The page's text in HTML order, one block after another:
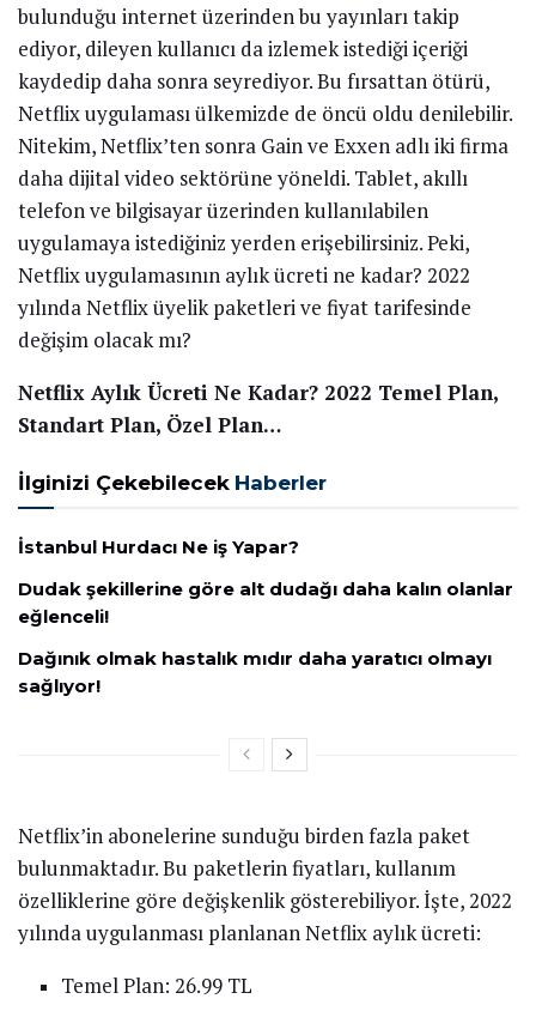
bulunduğu internet üzerinden bu yayınları takip
ediyor, dileyen kullanıcı da izlemek istediği içeriği
kaydedip daha sonra seyrediyor. Bu fırsattan ötürü,
Netflix uygulaması ülkemizde de öncü oldu denilebilir.
Nitekim, Netflix’ten sonra Gain ve Exxen adlı iki firma
daha dijital video sektörüne yöneldi. Tablet, akıllı
telefon ve bilgisayar üzerinden kullanılabilen
uygulamaya istediğiniz yerden erişebilirsiniz. Peki,
Netflix uygulamasının aylık ücreti ne kadar? 2022
yılında Netflix üyelik paketleri ve fiyat tarifesinde
değişim olacak mı?
Netflix Aylık Ücreti Ne Kadar? 2022 Temel Plan,
Standart Plan, Özel Plan…
İlginizi Çekebilecek Haberler
İstanbul Hurdacı Ne iş Yapar?
Dudak şekillerine göre alt dudağı daha kalın olanlar
eğlenceli!
Dağınık olmak hastalık mıdır daha yaratıcı olmayı
sağlıyor!
Netflix’in abonelerine sunduğu birden fazla paket
bulunmaktadır. Bu paketlerin fiyatları, kullanım
özelliklerine göre değişkenlik gösterebiliyor. İşte, 2022
yılında uygulanması planlanan Netflix aylık ücreti:
Temel Plan: 26.99 TL